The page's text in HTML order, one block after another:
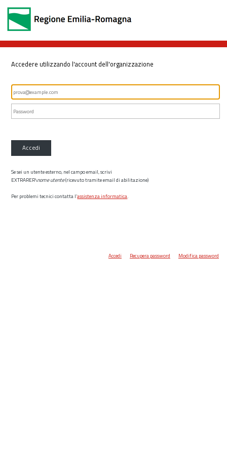
Accedere utilizzando l'account dell'organizzazione
Accedi
Se sei un utente esterno, nel campo email, scrivi
EXTRARER\nome utente(ricevuto tramite email di abilitazione)
Per problemi tecnici contatta l’assistenza informatica.
Accedi Recupera password Modifica password